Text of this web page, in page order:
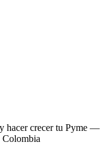
hacer crecer tu Pyme —
Colombia